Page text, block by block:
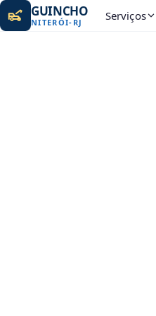
GUINCHO
NITERÓI- RJ Serviços